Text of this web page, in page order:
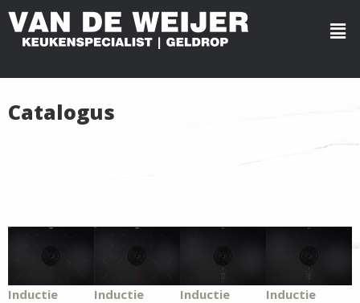
Catalogus
LUCHTAFVOER
Inductie
Inductie
Inductie
Inductie